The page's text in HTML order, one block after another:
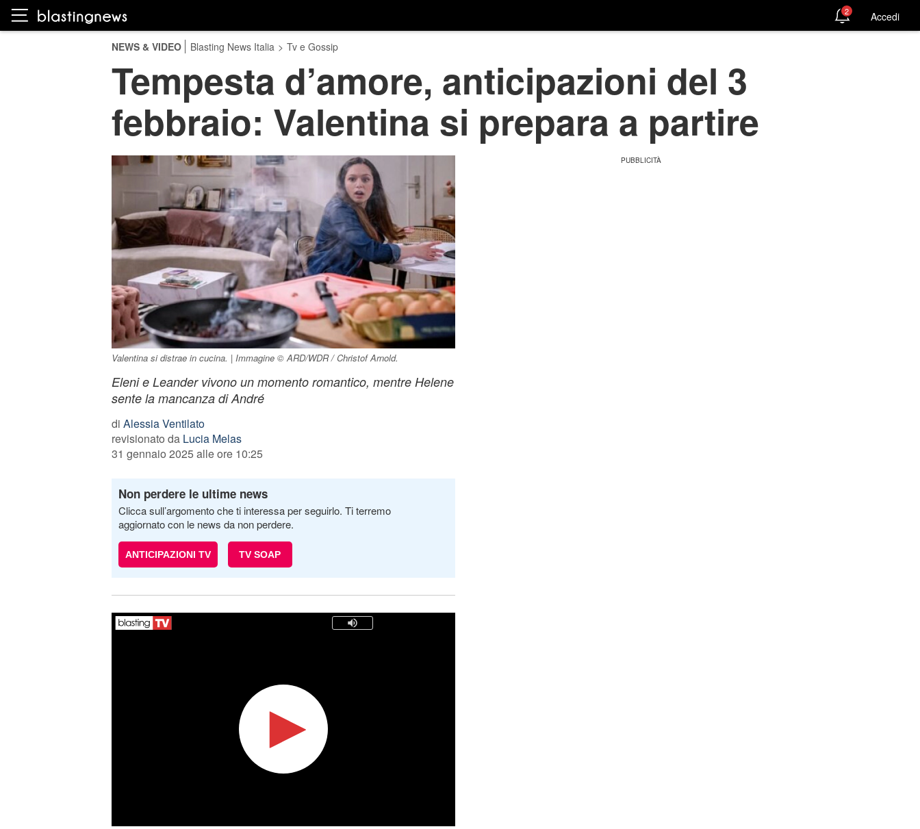
2 Accedi
NEWS & VIDEO Blasting News Italia > Tv e Gossip
Tempesta d’amore, anticipazioni del 3
febbraio: Valentina si prepara a partire
Valentina si distrae in cucina. | Immagine © ARD/WDR / Christof Arnold.
Eleni e Leander vivono un momento romantico, mentre Helene
sente la mancanza di André
di Alessia Ventilato
revisionato da Lucia Melas
31 gennaio 2025 alle ore 10:25
Non perdere le ultime news
Clicca sull’argomento che ti interessa per seguirlo. Ti terremo
aggiornato con le news da non perdere.
ANTICIPAZIONI TV TV SOAP